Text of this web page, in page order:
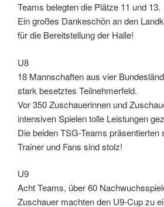
Teams belegten die Plätze 11 und 13.
Ein großes Dankeschön an den
für die Bereitstellung der Halle!
U8
18 Mannschaften aus vier
stark besetztes Teilnehmerfeld.
Vor 350 Zuschauerinnen und
intensiven Spielen tolle Leistungen
Die beiden TSG-Teams
Trainer und Fans sind stolz!
U9
Acht Teams, über 60
Zuschauer machten den U9-Cup zu